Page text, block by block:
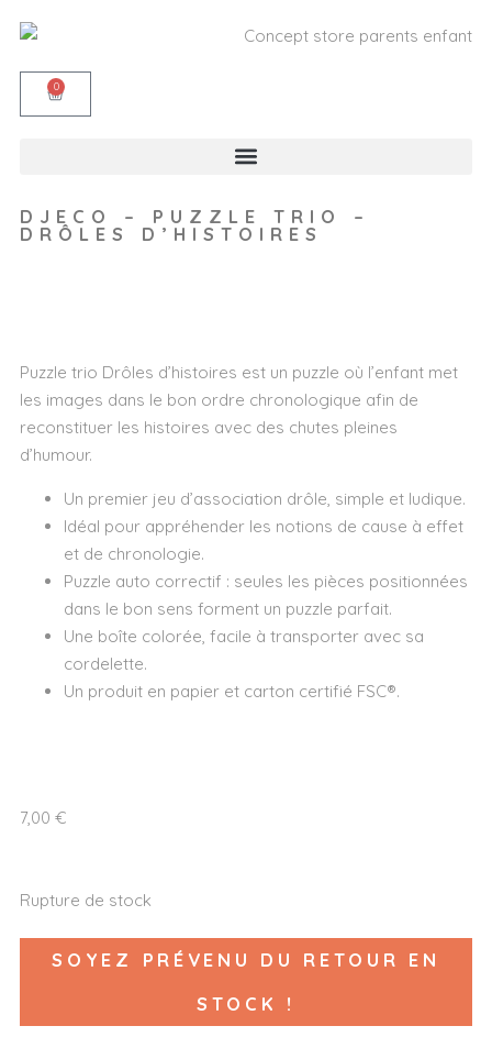
0
DJECO – PUZZLE TRIO –
DRÔLES D’HISTOIRES
Puzzle trio Drôles d’histoires est un puzzle où l’enfant met
les images dans le bon ordre chronologique afin de
reconstituer les histoires avec des chutes pleines
d’humour.
Un premier jeu d’association drôle, simple et ludique.
Idéal pour appréhender les notions de cause à effet
et de chronologie.
Puzzle auto correctif : seules les pièces positionnées
dans le bon sens forment un puzzle parfait.
Une boîte colorée, facile à transporter avec sa
cordelette.
Un produit en papier et carton certifié FSC®.
7,00 €
Rupture de stock
SOYEZ PRÉVENU DU RETOUR EN
STOCK !